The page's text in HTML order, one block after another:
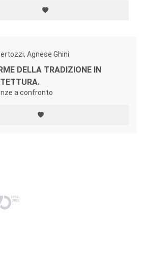
realizzati nel territorio della provincia di
per De Giorgio la via per la modernità
Agnese Ghini
DELLA TRADIZIONE IN
a confronto